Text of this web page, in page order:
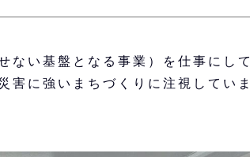
ない基盤となる事業）を仕事にして
害に強いまちづくりに注視していま